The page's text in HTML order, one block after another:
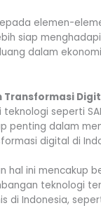
elemen-
siap
dalam
Transformasi
teknologi seperti
penting dalam
digital di
hal ini mencakup
teknologi
di Indonesia,